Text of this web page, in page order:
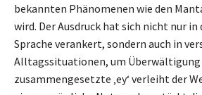
bekannten Phänomenen wie den
wird. Der Ausdruck hat sich nicht nur in
Sprache verankert, sondern auch in
Alltagssituationen, um Überwältigung
zusammengesetzte ‚ey‘ verleiht der